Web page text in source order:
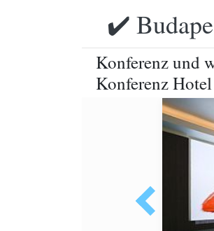
✔️
Konferenz und
Konferenz